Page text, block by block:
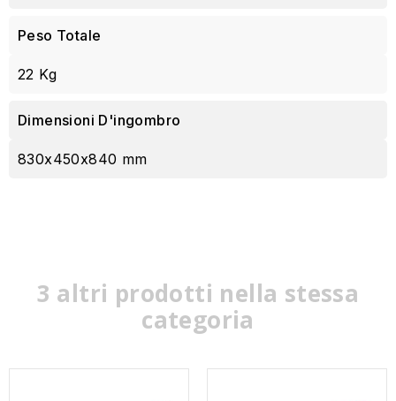
Peso Totale
22 Kg
Dimensioni D'ingombro
830x450x840 mm
3 altri prodotti nella stessa
categoria